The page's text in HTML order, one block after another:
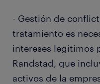
- Gestión de
tratamiento es
intereses legítimos
Randstad, que
activos de la